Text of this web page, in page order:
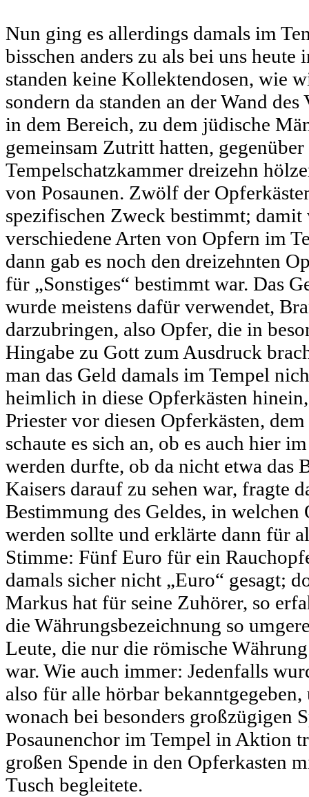
Nun ging es allerdings damals im
bisschen anders zu als bei uns
standen keine Kollektendosen, wie
sondern da standen an der Wand
in dem Bereich, zu dem jüdische
gemeinsam Zutritt hatten, gegenüber
Tempelschatzkammer dreizehn
von Posaunen. Zwölf der
spezifischen Zweck bestimmt; damit
verschiedene Arten von Opfern im
dann gab es noch den dreizehnten
für „Sonstiges“ bestimmt war. Das
wurde meistens dafür verwendet,
darzubringen, also Opfer, die in
Hingabe zu Gott zum Ausdruck
man das Geld damals im Tempel
heimlich in diese Opferkästen
Priester vor diesen Opferkästen,
schaute es sich an, ob es auch hier
werden durfte, ob da nicht etwa das
Kaisers darauf zu sehen war, fragte
Bestimmung des Geldes, in welchen
werden sollte und erklärte dann für
Stimme: Fünf Euro für ein
damals sicher nicht „Euro“ gesagt;
Markus hat für seine Zuhörer, so
die Währungsbezeichnung so
Leute, die nur die römische
war. Wie auch immer: Jedenfalls
also für alle hörbar
wonach bei besonders großzügigen
Posaunenchor im Tempel in Aktion
großen Spende in den Opferkasten
Tusch begleitete.